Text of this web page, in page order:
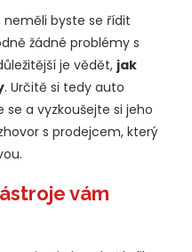
byste se řídit
žádné problémy s
je vědět, jak
. Určitě si tedy auto
a vyzkoušejte si jeho
s prodejcem, který
vám